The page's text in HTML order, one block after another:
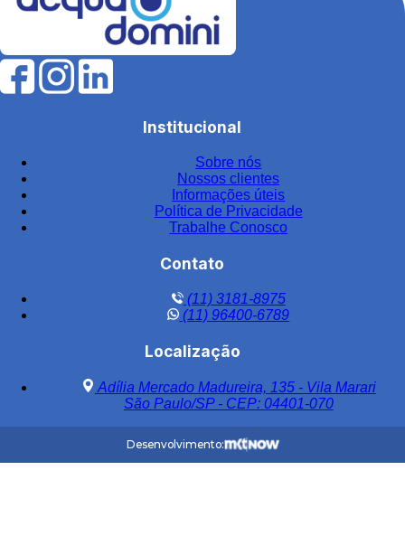
Institucional
Sobre nós
Nossos clientes
Informações úteis
Política de Privacidade
Trabalhe Conosco
Contato
(11) 3181-8975
(11) 96400-6789
Localização
Adília Mercado Madureira, 135 - Vila Marari
São Paulo/SP - CEP: 04401-070
Desenvolvimento: